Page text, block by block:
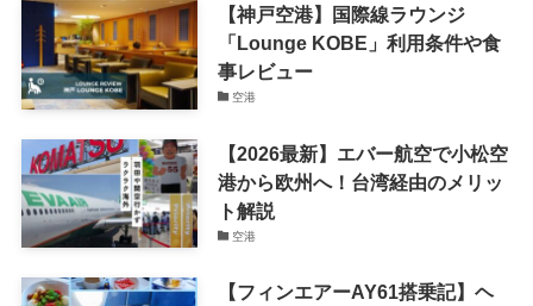
【神戸空港】国際線ラウンジ
「Lounge KOBE」利用条件や食
事レビュー
空港
【2026最新】エバー航空で小松空
港から欧州へ！台湾経由のメリッ
ト解説
空港
【フィンエアーAY61搭乗記】ヘ